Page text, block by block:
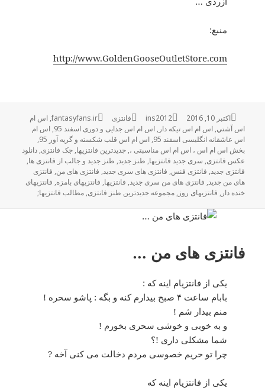
منبع:
http://www.GoldenGooseOutletStore.com
ارسال
شده
در
اکتبر 10, 2016 نویسنده
ins2012 دسته‌ها
فانتزی برچسب‌ها
fantasyfans.ir
,اس ام
اس آشتي,اس ام اس تیکه دار,اس ام اس جدایی و دوری اسفند 95 ,اس ام
اس عاشقانه انگلیسی اسفند 95
,اس ام اس قلب شکسته و گریه آور 95
,
بخش اس ام اس ، اس ام اس مناسبتی ،,جدیدترین فانتزیها,جک فانتزی,دانلود
عکس فانتزی, سری جدید فانتزیها, طنز جدید, طنز جدید و جالب از فانتزی ها,
فانتزی جدید, فانتزی فنس, فانتزی های سری جدید, فانتزی های من, فانتزی
های من جدید, فانتزی های من سری جدید, فانتزیها, فانتزیهای بامزه, فانتزیهای
خنده دار, فانتزیهای روز,مجموعه جدیدترین طنز فانتزی,مطالب فانتزیها;
فانتزی های من …
یکی از فانتزیام اینه که :
بابام ساعت ۴ صبح بیدارم کنه و بگه : پاشو سحره !
منم بیدار شم !
و به خوبی و خوشی سحری بخورم !
شما مشکلی داری !؟
چرا تو حریم خصوسی مردم دخالت می کنی آخه ?
یکی از فانتزیام اینه که